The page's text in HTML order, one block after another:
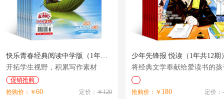
快乐青春经典阅读中学版（1年共12期）（杂志订阅）
开拓学生视野，积累写作素材
促销抢购
抢购价：￥ 60 定价： ￥120
将经典文学奉献给爱读书的孩
抢购价：￥ 180 定价：